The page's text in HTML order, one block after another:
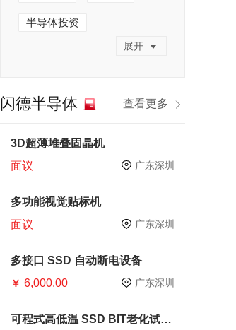
半导体投资
人工制造
十四五 芯片生产
芯片测试 CP测试
内存 硅片
华为 DRAM
SMI
手机 智能手机
产业链
存储器 电子
展开
闪德半导体 查看更多
3D超薄堆叠固晶机
面议
广东深圳
多功能视觉贴标机
面议
广东深圳
多接口 SSD 自动断电设备
￥ 6,000.00 广东深圳
可程式高低温 SSD BIT老化试验